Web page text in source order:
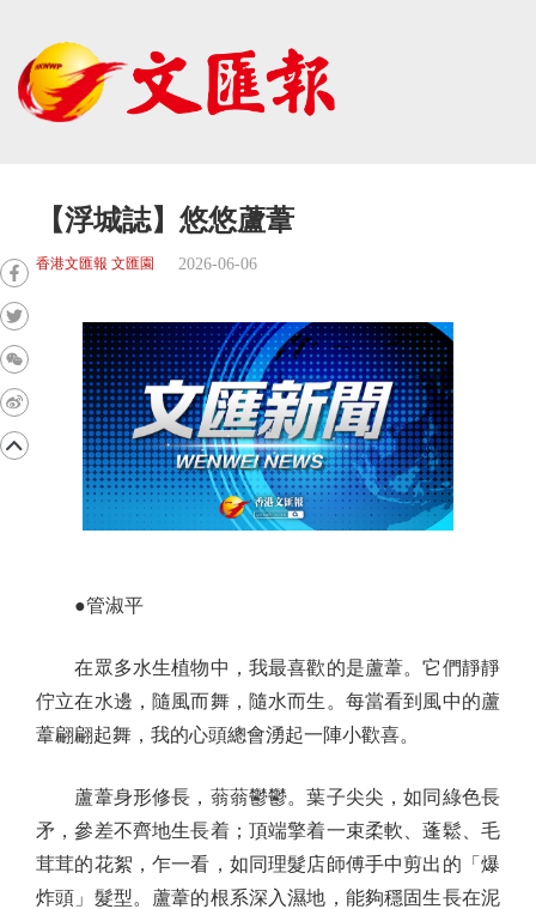
【浮城誌】悠悠蘆葦
香港文匯報 文匯園 2026-06-06
●管淑平
在眾多水生植物中，我最喜歡的是蘆葦。它們靜靜
佇立在水邊，隨風而舞，隨水而生。每當看到風中的蘆
葦翩翩起舞，我的心頭總會湧起一陣小歡喜。
蘆葦身形修長，蓊蓊鬱鬱。葉子尖尖，如同綠色長
矛，參差不齊地生長着；頂端擎着一束柔軟、蓬鬆、毛
茸茸的花絮，乍一看，如同理髮店師傅手中剪出的「爆
炸頭」髮型。蘆葦的根系深入濕地，能夠穩固生長在泥